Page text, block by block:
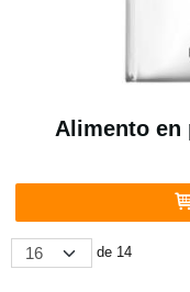
Alimento en
de 14